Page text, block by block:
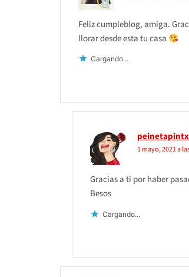
Feliz cumpleblog, amiga.
llorar desde esta tu casa
Cargando...
1 mayo, 2021 a
Gracias a ti por haber
Besos
Cargando...